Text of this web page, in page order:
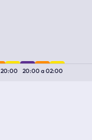
20:00 20:00a02:00